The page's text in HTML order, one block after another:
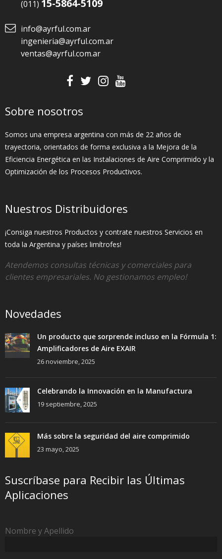
(011) 15-5864-5109
info@ayrful.com.ar
ingenieria@ayrful.com.ar
ventas@ayrful.com.ar
Sobre nosotros
Somos una empresa argentina con más de 22 años de
trayectoria, orientados de forma exclusiva a la Mejora de la
Eficiencia Energética en las Instalaciones de Aire Comprimido y la
Optimización de los Procesos Productivos.
Nuestros Distribuidores
¡Consiga nuestros Productos y contrate nuestros Servicios en
toda la Argentina y países limítrofes!
Atendemos consultas técnicas y comerciales para
clientes empresariales. No gestionamos empleo!
Novedades
Un producto que sorprende incluso en la Fórmula 1:
Amplificadores de Aire EXAIR
26 noviembre, 2025
Celebrando la Innovación en la Manufactura
19 septiembre, 2025
Más sobre la seguridad del aire comprimido
23 mayo, 2025
Suscríbase para Recibir las Últimas
Aplicaciones
Nombre y Apellido